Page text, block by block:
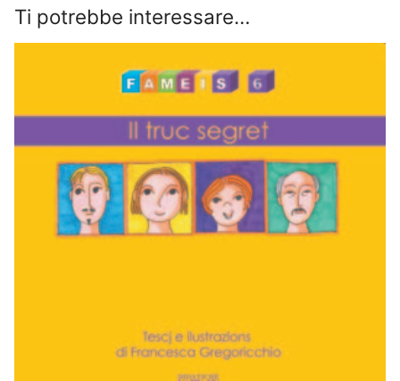
Ti potrebbe interessare…